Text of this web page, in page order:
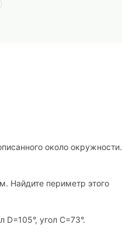
около окружности.
Найдите периметр этого
D=105°, угол С=73°.